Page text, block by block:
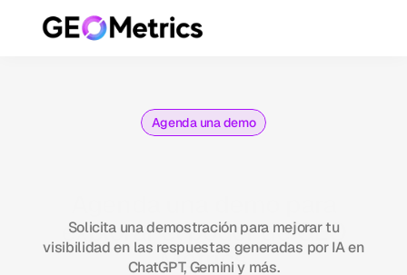
Agenda una demo
explorar el poder de GEO
Metrics
Solicita una demostración para mejorar tu
visibilidad en las respuestas generadas por IA en
ChatGPT, Gemini y más.